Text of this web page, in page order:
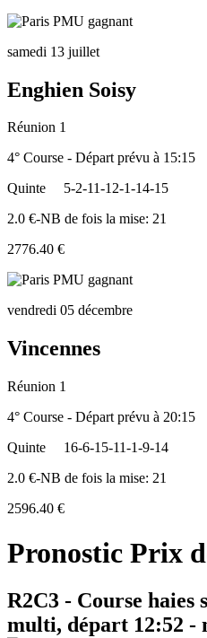
samedi 13 juillet
Enghien Soisy
Réunion 1
4° Course - Départ prévu à 15:15
Quinte
5-2-11-12-1-14-15
2.0 €-NB de fois la mise: 21
2776.40 €
vendredi 05 décembre
Vincennes
Réunion 1
4° Course - Départ prévu à 20:15
Quinte
16-6-15-11-1-9-14
2.0 €-NB de fois la mise: 21
2596.40 €
Pronostic Prix
R2C3 - Course haies
multi, départ 12:52 -